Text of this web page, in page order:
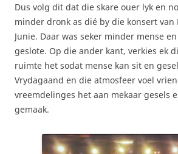
Dus volg dit dat die skare ouer lyk en
minder dronk as dié by die konsert van
Junie. Daar was seker minder mense
geslote. Op die ander kant, verkies ek
ruimte het sodat mense kan sit en
Vrydagaand en die atmosfeer voel
vreemdelinges het aan mekaar gesels
gemaak.